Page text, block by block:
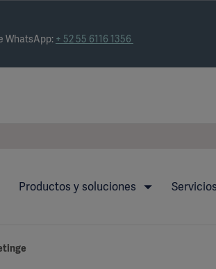
WhatsApp: + 52 55 6116 1356
Productos y soluciones Servicios